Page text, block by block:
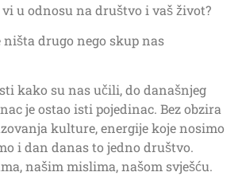
vi u odnosu na društvo i vaš život?
drugo nego skup nas
kako su nas učili, do današnjeg
je ostao isti pojedinac. Bez obzira
kulture, energije koje nosimo
i dan danas to jedno društvo.
našim mislima, našom svješću.